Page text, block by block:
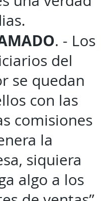
. - Los
del
se quedan
con las
comisiones
la
siquiera
algo a los